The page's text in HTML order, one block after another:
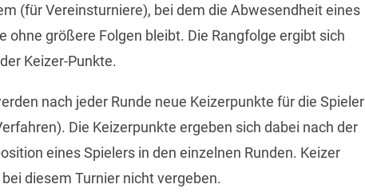
(für Vereinsturniere), bei dem die Abwesendheit eines
ohne größere Folgen bleibt. Die Rangfolge ergibt sich
Keizer-Punkte.
nach jeder Runde neue Keizerpunkte für die Spieler
Die Keizerpunkte ergeben sich dabei nach der
eines Spielers in den einzelnen Runden. Keizer
diesem Turnier nicht vergeben.